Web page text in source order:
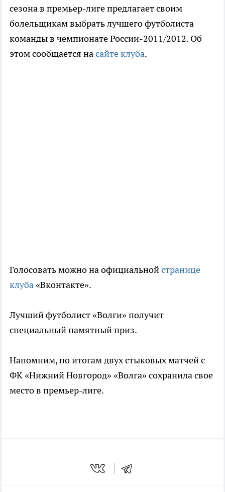
сезона в премьер-лиге предлагает своим
болельщикам выбрать лучшего футболиста
команды в чемпионате России-2011/2012. Об
этом сообщается насайте клуба.
Голосовать можно на официальнойстранице
клуба «Вконтакте».
Лучший футболист «Волги» получит
специальный памятный приз.
Напомним, по итогам двух стыковых матчей с
ФК «Нижний Новгород» «Волга» сохранила свое
место в премьер-лиге.